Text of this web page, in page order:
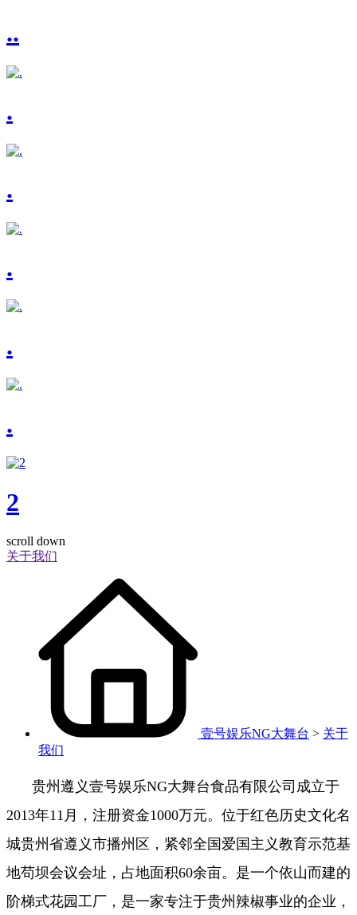
..
.
.
.
.
.
2
scroll down
关于我们
壹号娱乐NG大舞台 > 关于
我们
贵州遵义壹号娱乐NG大舞台食品有限公司成立于
2013年11月，注册资金1000万元。位于红色历史文化名
城贵州省遵义市播州区，紧邻全国爱国主义教育示范基
地苟坝会议会址，占地面积60余亩。是一个依山而建的
阶梯式花园工厂，是一家专注于贵州辣椒事业的企业，